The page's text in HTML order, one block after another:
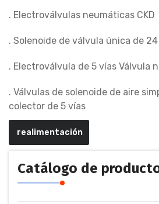
. Electroválvulas neumáticas CKD
. Solenoide de válvula única de
. Electroválvula de 5 vías Válvula
. Válvulas de solenoide de aire
colector de 5 vías
realimentación
Catálogo de